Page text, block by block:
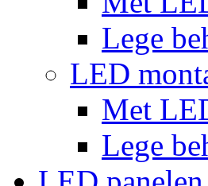
Lege
LED
Met
Lege